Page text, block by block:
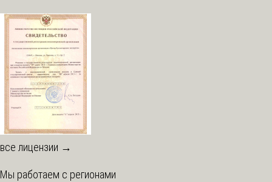
все лицензии →
Мы работаем с регионами